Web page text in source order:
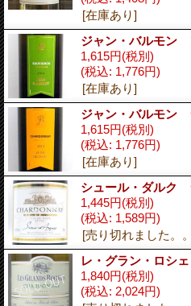
[在庫あり]
ジャン・バルモン
1,615円(税別)
(税込: 1,776円)
[在庫あり]
ジャン・バルモン
1,615円(税別)
(税込: 1,776円)
[在庫あり]
シュール・ダルク
1,445円(税別)
(税込: 1,589円)
[売り切れました。
レ・グラン・ロシ
1,840円(税別)
(税込: 2,024円)